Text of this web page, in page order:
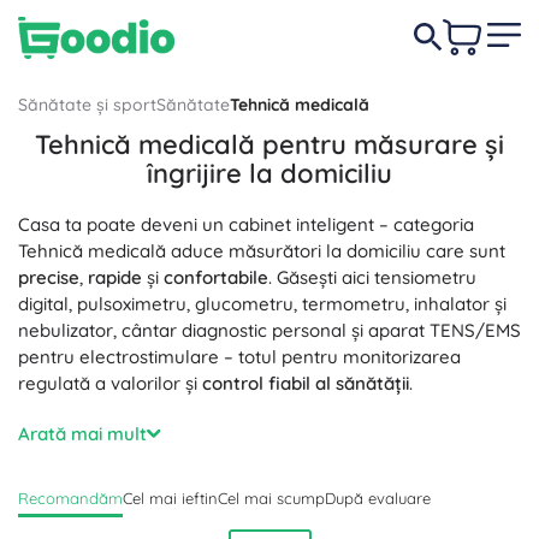
Sănătate și sportSănătateTehnică medicală
Tehnică medicală pentru măsurare și
îngrijire la domiciliu
Casa ta poate deveni un cabinet inteligent – categoria
Tehnică medicală aduce măsurători la domiciliu care sunt
precise, rapide și confortabile. Găsești aici tensiometru
digital, pulsoximetru, glucometru, termometru, inhalator și
nebulizator, cântar diagnostic personal și aparat TENS/EMS
pentru electrostimulare – totul pentru monitorizarea
regulată a valorilor și control fiabil al sănătății.
Tehnica medicală modernă oferă funcții practice:
tensiometre (braț și încheietură) cu ecran mare și
universale și posibilitate Bluetooth; pulsoximetre pentru
măsurarea rapidă a SpO2și a pulsului; glucometre cu benzi
Arată mai mult
RecomandămCel mai ieftinCel mai scumpDupă evaluare